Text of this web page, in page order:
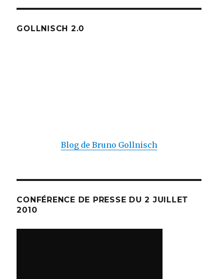
GOLLNISCH 2.0
Blog de Bruno Gollnisch
CONFÉRENCE DE PRESSE DU 2 JUILLET
2010